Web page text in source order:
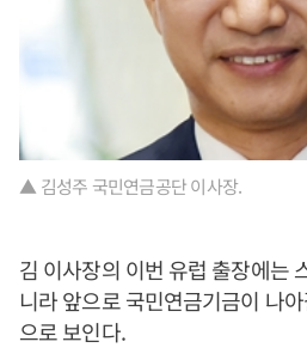
▲ 김성주 국민연금공단 이사장.
김 이사장의 이번 유럽 출장에는
니라 앞으로 국민연금기금이 나
으로 보인다.